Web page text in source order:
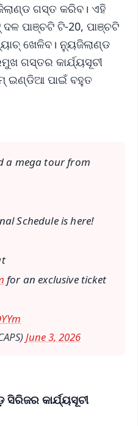
ଗସ୍ତ କରିବ। ଏହି
ପାଞ୍ଚଟି ଟି-20, ପାଞ୍ଚଟି
ଖେଳିବ। ନ୍ୟୁଜିଲାଣ୍ଡ
ଗସ୍ତର କାର୍ଯ୍ୟସୂଚୀ
ଇଣ୍ଡିଆ ପାଇଁ ବହୁତ
a mega tour from
Schedule is here!
for an exclusive ticket
June 3, 2026
କାର୍ଯ୍ୟସୂଚୀ